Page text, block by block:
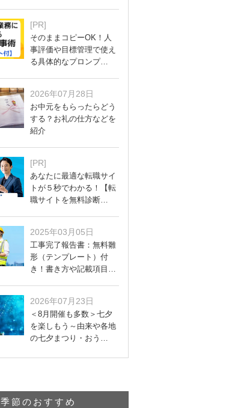
[PR]
そのままコピーOK！人
事評価や目標管理で使え
る具体的なプロンプ…
2026年07月28日
お中元をもらったらどう
する？お礼の仕方などを
紹介
[PR]
あなたに最適な転職サイ
トが５秒でわかる！【転
職サイトを無料診断…
2025年03月05日
工事完了報告書：無料雛
形（テンプレート）付
き！書き方や記載項目…
2026年07月23日
＜8月開催も多数＞七夕
を楽しもう～由来や各地
の七夕まつり・おう…
季節のおすすめ